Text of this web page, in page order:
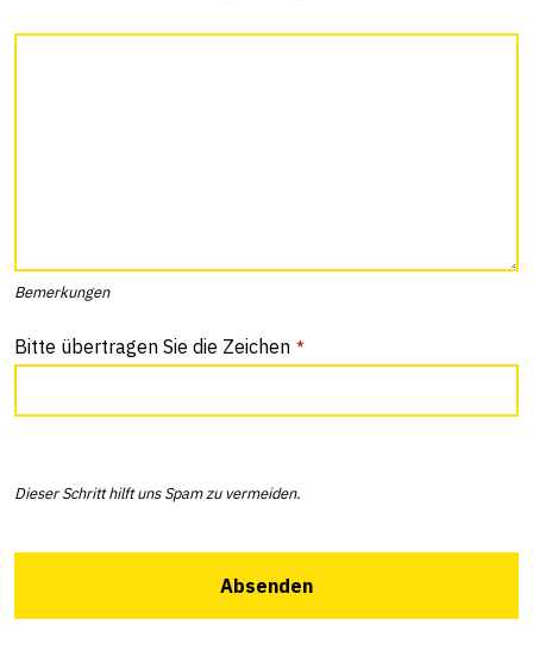
Bemerkungen
Bitte übertragen Sie die Zeichen *
Dieser Schritt hilft uns Spam zu vermeiden.
Absenden